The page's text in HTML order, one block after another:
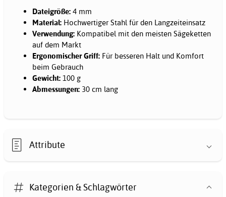
Dateigröße: 4 mm
Material: Hochwertiger Stahl für den Langzeiteinsatz
Verwendung: Kompatibel mit den meisten Sägeketten
auf dem Markt
Ergonomischer Griff: Für besseren Halt und Komfort
beim Gebrauch
Gewicht: 100 g
Abmessungen: 30 cm lang
Attribute
Kategorien & Schlagwörter